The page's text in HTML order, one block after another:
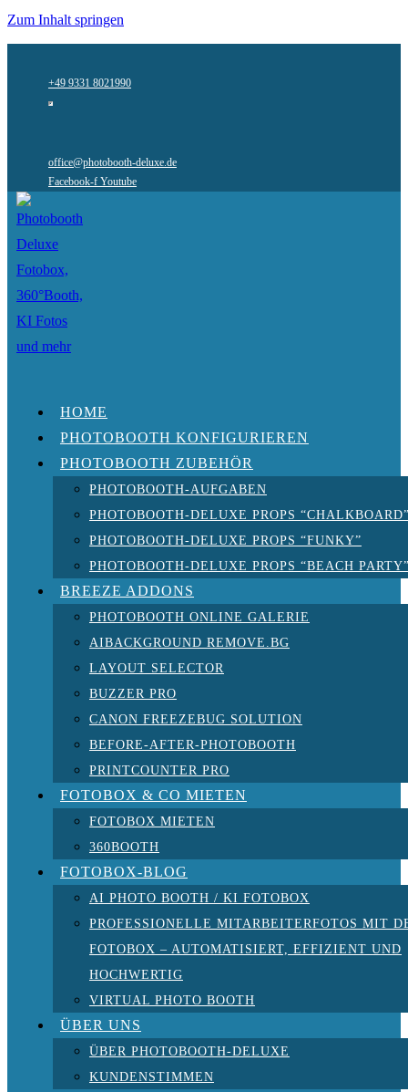
Zum Inhalt springen
+49 9331 8021990
office@photobooth-deluxe.de
Facebook-f Youtube
HOME
PHOTOBOOTH KONFIGURIEREN
PHOTOBOOTH ZUBEHÖR
PHOTOBOOTH-AUFGABEN
PHOTOBOOTH-DELUXE PROPS
PHOTOBOOTH-DELUXE PROPS “FUNKY”
PHOTOBOOTH-DELUXE PROPS “BEACH
BREEZE ADDONS
PHOTOBOOTH ONLINE GALERIE
AIBACKGROUND REMOVE.BG
LAYOUT SELECTOR
BUZZER PRO
CANON FREEZEBUG SOLUTION
BEFORE-AFTER-PHOTOBOOTH
PRINTCOUNTER PRO
FOTOBOX & CO MIETEN
FOTOBOX MIETEN
360BOOTH
FOTOBOX-BLOG
AI PHOTO BOOTH / KI FOTOBOX
PROFESSIONELLE MITARBEITERFOTOS MIT
FOTOBOX – AUTOMATISIERT, EFFIZIENT UND
HOCHWERTIG
VIRTUAL PHOTO BOOTH
ÜBER UNS
ÜBER PHOTOBOOTH-DELUXE
KUNDENSTIMMEN